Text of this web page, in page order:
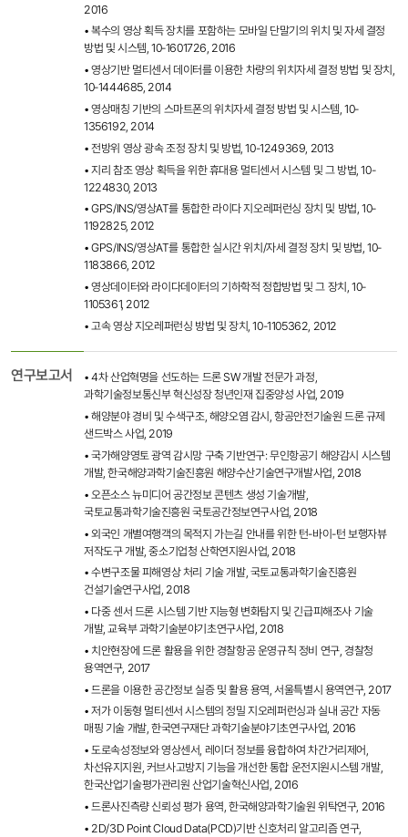
2016
• 복수의 영상 획득 장치를 포함하는 모바일 단말기의 위치 및 자세 결정
방법 및 시스템, 10-1601726, 2016
• 영상기반 멀티센서 데이터를 이용한 차량의 위치자세 결정 방법 및 장치,
10-1444685, 2014
• 영상매칭 기반의 스마트폰의 위치자세 결정 방법 및 시스템, 10-
1356192, 2014
• 전방위 영상 광속 조정 장치 및 방법, 10-1249369, 2013
• 지리 참조 영상 획득을 위한 휴대용 멀티센서 시스템 및 그 방법, 10-
1224830, 2013
• GPS/INS/영상AT를 통합한 라이다 지오레퍼런싱 장치 및 방법, 10-
1192825, 2012
• GPS/INS/영상AT를 통합한 실시간 위치/자세 결정 장치 및 방법, 10-
1183866, 2012
• 영상데이터와 라이다데이터의 기하학적 정합방법 및 그 장치, 10-
1105361, 2012
• 고속 영상 지오레퍼런싱 방법 및 장치, 10-1105362, 2012
연구보고서
• 4차 산업혁명을 선도하는 드론 SW 개발 전문가 과정,
과학기술정보통신부 혁신성장 청년인재 집중양성 사업, 2019
• 해양분야 경비 및 수색구조, 해양오염 감시, 항공안전기술원 드론 규제
샌드박스 사업, 2019
• 국가해양영토 광역 감시망 구축 기반연구: 무인항공기 해양감시 시스템
개발, 한국해양과학기술진흥원 해양수산기술연구개발사업, 2018
• 오픈소스 뉴미디어 공간정보 콘텐츠 생성 기술개발,
국토교통과학기술진흥원 국토공간정보연구사업, 2018
• 외국인 개별여행객의 목적지 가는길 안내를 위한 턴-바이-턴 보행자뷰
저작도구 개발, 중소기업청 산학연지원사업, 2018
• 수변구조물 피해영상 처리 기술 개발, 국토교통과학기술진흥원
건설기술연구사업, 2018
• 다중 센서 드론 시스템 기반 지능형 변화탐지 및 긴급피해조사 기술
개발, 교육부 과학기술분야기초연구사업, 2018
• 치안현장에 드론 활용을 위한 경찰항공 운영규칙 정비 연구, 경찰청
용역연구, 2017
• 드론을 이용한 공간정보 실증 및 활용 용역, 서울특별시 용역연구, 2017
• 저가 이동형 멀티센서 시스템의 정밀 지오레퍼런싱과 실내 공간 자동
매핑 기술 개발, 한국연구재단 과학기술분야기초연구사업, 2016
• 도로속성정보와 영상센서, 레이더 정보를 융합하여 차간거리제어,
차선유지지원, 커브사고방지 기능을 개선한 통합 운전지원시스템 개발,
한국산업기술평가관리원 산업기술혁신사업, 2016
• 드론사진측량 신뢰성 평가 용역, 한국해양과학기술원 위탁연구, 2016
• 2D/3D Point Cloud Data(PCD)기반 신호처리 알고리즘 연구,